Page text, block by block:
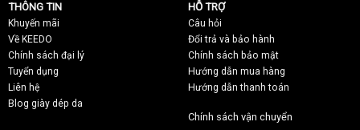
THÔNG TIN
Khuyến mãi
Về KEEDO
Chính sách đại lý
Tuyển dụng
Liên hệ
Blog giày dép da
HỖ TRỢ
Câu hỏi
Đổi trả và bảo hành
Chính sách bảo mật
Hướng dẫn mua hàng
Hướng dẫn thanh toán
Chính sách vận chuyển